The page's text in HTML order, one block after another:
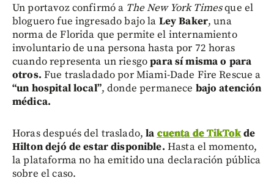
Un portavoz confirmó a The New York Timesque el
bloguero fue ingresado bajo la Ley Baker, una
norma de Florida que permite el internamiento
involuntario de una persona hasta por 72 horas
cuando representa un riesgopara sí misma o para
otros. Fue trasladado por Miami-Dade Fire Rescue a
“un hospital local”, donde permanece bajo atención
médica.
Horas después del traslado,la cuenta de TikTokde
Hilton dejó de estar disponible. Hasta el momento,
la plataforma no ha emitido una declaración pública
sobre el caso.